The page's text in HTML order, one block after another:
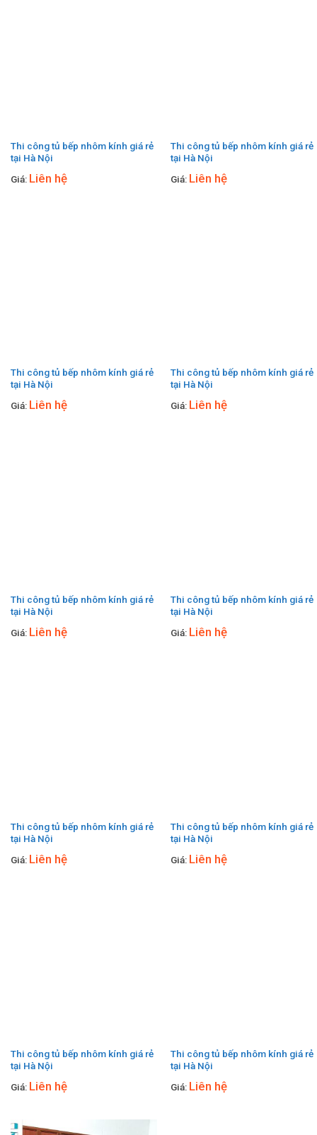
Thi công tủ bếp nhôm kính giá rẻ
tại Hà Nội
Giá: Liên hệ
Thi công tủ bếp nhôm kính giá rẻ
tại Hà Nội
Giá: Liên hệ
Thi công tủ bếp nhôm kính giá rẻ
tại Hà Nội
Giá: Liên hệ
Thi công tủ bếp nhôm kính giá rẻ
tại Hà Nội
Giá: Liên hệ
Thi công tủ bếp nhôm kính giá rẻ
tại Hà Nội
Giá: Liên hệ
Thi công tủ bếp nhôm kính giá rẻ
tại Hà Nội
Giá: Liên hệ
Thi công tủ bếp nhôm kính giá rẻ
tại Hà Nội
Giá: Liên hệ
Thi công tủ bếp nhôm kính giá rẻ
tại Hà Nội
Giá: Liên hệ
Thi công tủ bếp nhôm kính giá rẻ
tại Hà Nội
Giá: Liên hệ
Thi công tủ bếp nhôm kính giá rẻ
tại Hà Nội
Giá: Liên hệ